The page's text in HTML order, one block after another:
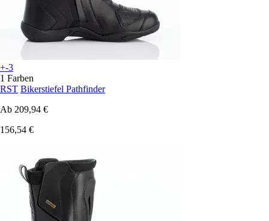
+-3
1 Farben
RST Bikerstiefel Pathfinder
Ab 209,94 €
156,54 €